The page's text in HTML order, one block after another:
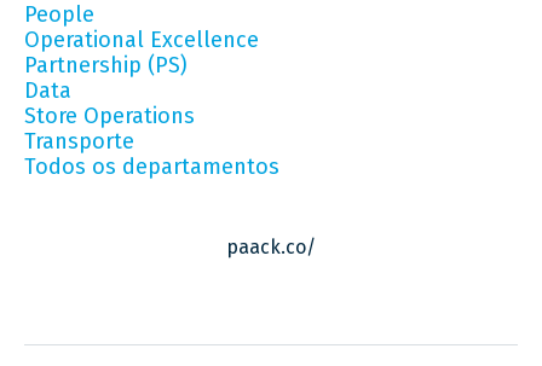
People
Operational Excellence
Partnership (PS)
Data
Store Operations
Transporte
Todos os departamentos
paack.co/